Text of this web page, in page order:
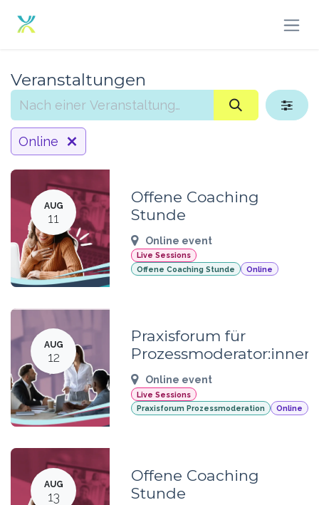
Veranstaltungen
Online
AUG
11
Offene Coaching
Stunde
Online event
Live Sessions
Offene Coaching Stunde
Online
AUG
12
Praxisforum für
Prozessmoderator:innen
Online event
Live Sessions
Praxisforum Prozessmoderation
Online
AUG
13
Offene Coaching
Stunde